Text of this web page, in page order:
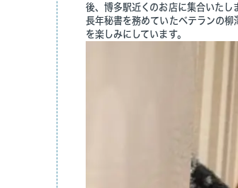
後、博多駅近くのお店に集合いたし
長年秘書を務めていたベテランの
を楽しみにしています。